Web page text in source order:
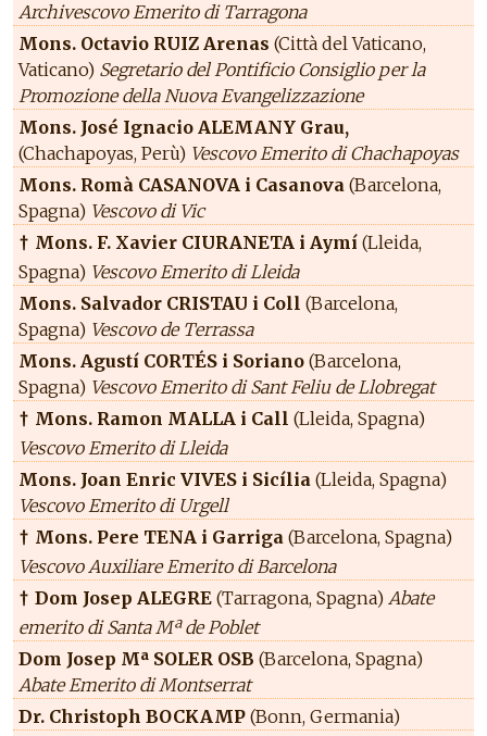
Archivescovo Emerito di Tarragona
Mons. Octavio RUIZ Arenas (Città del Vaticano,
Vaticano) Segretario del Pontificio Consiglio per la
Promozione della Nuova Evangelizzazione
Mons. José Ignacio ALEMANY Grau,
(Chachapoyas, Perù) Vescovo Emerito di Chachapoyas
Mons. Romà CASANOVA i Casanova (Barcelona,
Spagna) Vescovo di Vic
† Mons. F. Xavier CIURANETA i Aymí (Lleida,
Spagna) Vescovo Emerito di Lleida
Mons. Salvador CRISTAU i Coll (Barcelona,
Spagna) Vescovo de Terrassa
Mons. Agustí CORTÉS i Soriano (Barcelona,
Spagna) Vescovo Emerito di Sant Feliu de Llobregat
† Mons. Ramon MALLA i Call (Lleida, Spagna)
Vescovo Emerito di Lleida
Mons. Joan Enric VIVES i Sicília (Lleida, Spagna)
Vescovo Emerito di Urgell
† Mons. Pere TENA i Garriga (Barcelona, Spagna)
Vescovo Auxiliare Emerito di Barcelona
† Dom Josep ALEGRE (Tarragona, Spagna) Abate
emerito di Santa Mª de Poblet
Dom Josep Mª SOLER OSB (Barcelona, Spagna)
Abate Emerito di Montserrat
Dr. Christoph BOCKAMP (Bonn, Germania)